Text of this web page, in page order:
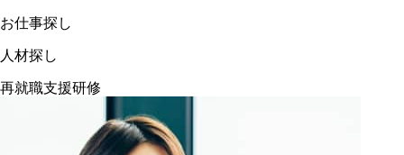
お仕事探し
人材探し
再就職支援研修